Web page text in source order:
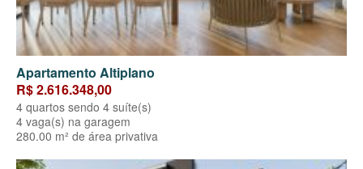
Apartamento Altiplano
R$ 2.616.348,00
4 quartos sendo 4 suíte(s)
4 vaga(s) na garagem
280.00 m² de área privativa